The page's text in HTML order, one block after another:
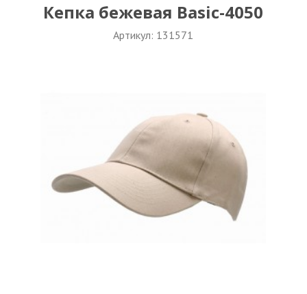
Кепка бежевая Basic-4050
Артикул: 131571